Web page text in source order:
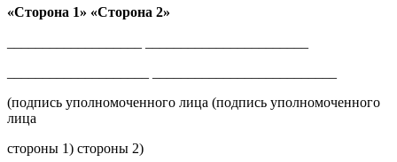
«Сторона 1» «Сторона 2»
(подпись уполномоченного лица (подпись уполномоченного
лица
стороны 1) стороны 2)